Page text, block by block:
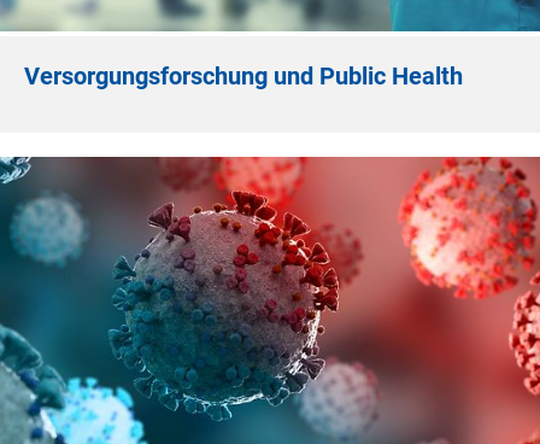
Versorgungsforschung und Public Health